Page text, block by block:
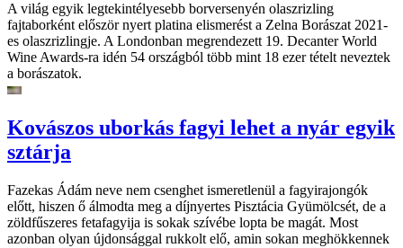
A világ egyik legtekintélyesebb borversenyén olaszrizling
fajtaborként először nyert platina elismerést a Zelna Borászat 2021-
es olaszrizlingje. A Londonban megrendezett 19. Decanter World
Wine Awards-ra idén 54 országból több mint 18 ezer tételt neveztek
a borászatok.
Kovászos uborkás fagyi lehet a nyár egyik
sztárja
Fazekas Ádám neve nem csenghet ismeretlenül a fagyirajongók
előtt, hiszen ő álmodta meg a díjnyertes Pisztácia Gyümölcsét, de a
zöldfűszeres fetafagyija is sokak szívébe lopta be magát. Most
azonban olyan újdonsággal rukkolt elő, amin sokan meghökkennek